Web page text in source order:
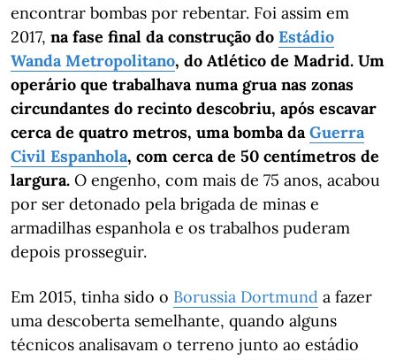
encontrar bombas por rebentar. Foi assim em
2017, na fase final da construção do Estádio
Wanda Metropolitano, do Atlético de Madrid. Um
operário que trabalhava numa grua nas zonas
circundantes do recinto descobriu, após escavar
cerca de quatro metros, uma bomba daGuerra
Civil Espanhola, com cerca de 50 centímetros de
largura. O engenho, com mais de 75 anos, acabou
por ser detonado pela brigada de minas e
armadilhas espanhola e os trabalhos puderam
depois prosseguir.
Em 2015, tinha sido o Borussia Dortmund a fazer
uma descoberta semelhante, quando alguns
técnicos analisavam o terreno junto ao estádio